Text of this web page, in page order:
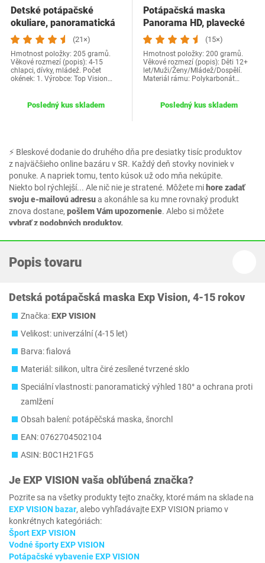
⚡ Bleskové dodanie do druhého dňa pre desiatky tisíc produktov
z najväčšieho online bazáru v SR. Každý deň stovky noviniek v
ponuke. A napriek tomu, tento kúsok už odo mňa nekúpite.
Niekto bol rýchlejší... Ale nič nie je stratené. Môžete mi hore zadať
svoju e-mailovú adresua akonáhle sa ku mne rovnaký produkt
znova dostane, pošlem Vám upozornenie. Alebo si môžete
vybrať z podobných produktov.
Detské potápačské
okuliare, panoramatická
detská…
(21×)
Hmotnost položky: 205 gramů.
Věkové rozmezí (popis): 4-15
chlapci, dívky, mládež. Počet
okének: 1. Výrobce: Top Vision…
Posledný kus skladem
Potápačská maska ​​
Panorama HD, plavecké
okuliare s…
(15×)
Hmotnost položky: 200 gramů.
Věkové rozmezí (popis): Děti 12+
let/Muži/Ženy/Mládež/Dospělí.
Materiál rámu: Polykarbonát…
Posledný kus skladem
Popis tovaru
Detská potápačská maska Exp Vision, 4-15 rokov
Značka:EXP VISION
Velikost: univerzální (4-15 let)
Barva: fialová
Materiál: silikon, ultra čiré zesílené tvrzené sklo
Speciální vlastnosti: panoramatický výhled 180° a ochrana proti
zamlžení
Obsah balení: potápěčská maska, šnorchl
EAN: 0762704502104
ASIN: B0C1H21FG5
Je EXP VISION vaša obľúbená značka?
Pozrite sa na všetky produkty tejto značky, ktoré mám na sklade na
EXP VISION bazar, alebo vyhľadávajte EXP VISION priamo v
konkrétnych kategóriách:
Šport EXP VISION
Vodné športy EXP VISION
Potápačské vybavenie EXP VISION